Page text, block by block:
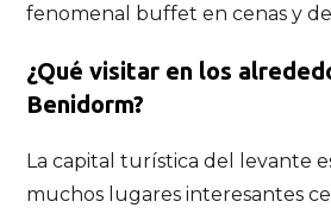
fenomenal buffet en cenas y
¿Qué visitar en los
Benidorm?
La capital turística del levante
muchos lugares interesantes